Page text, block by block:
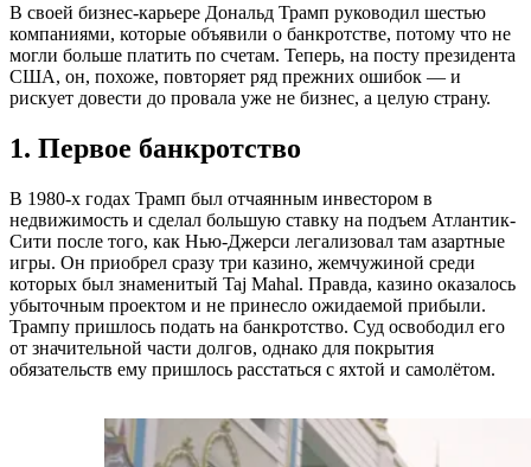
В своей бизнес-карьере Дональд Трамп руководил шестью
компаниями, которые объявили о банкротстве, потому что не
могли больше платить по счетам. Теперь, на посту президента
США, он, похоже, повторяет ряд прежних ошибок — и
рискует довести до провала уже не бизнес, а целую страну.
1. Первое банкротство
В 1980-х годах Трамп был отчаянным инвестором в
недвижимость и сделал большую ставку на подъем Атлантик-
Сити после того, как Нью-Джерси легализовал там азартные
игры. Он приобрел сразу три казино, жемчужиной среди
которых был знаменитый Taj Mahal. Правда, казино оказалось
убыточным проектом и не принесло ожидаемой прибыли.
Трампу пришлось подать на банкротство. Суд освободил его
от значительной части долгов, однако для покрытия
обязательств ему пришлось расстаться с яхтой и самолётом.